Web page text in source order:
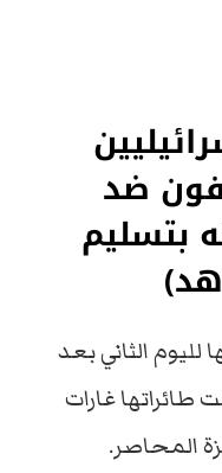
ضد
بتسليم
لليوم الثاني بعد
طائراتها غارات
المحاصر.